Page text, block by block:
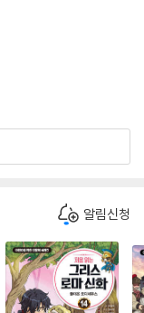
알림신청